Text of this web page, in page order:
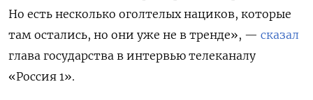
Но есть несколько оголтелых нациков, которые
там остались, но они уже не в тренде», — сказал
глава государства в интервью телеканалу
«Россия 1».